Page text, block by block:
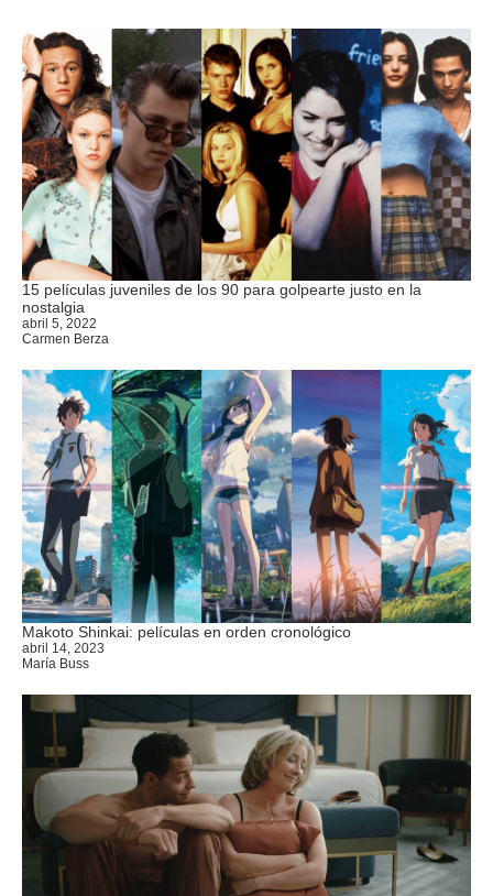
15 películas juveniles de los 90 para golpearte justo en la
nostalgia
abril 5, 2022
Carmen Berza
Makoto Shinkai: películas en orden cronológico
abril 14, 2023
María Buss